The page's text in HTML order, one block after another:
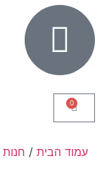
0
עמוד הבית / חנות